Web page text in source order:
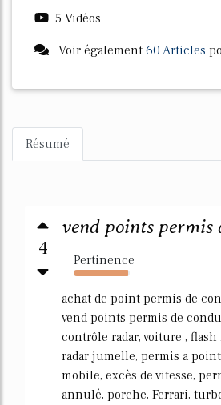
5 Vidéos
Voir également 60 Articles
Résumé
4
vend points permis
Pertinence
97%
achat de point permis de
vend points permis de
contrôle radar, voiture , flash
radar jumelle, permis a
mobile, excès de vitesse,
annulé, porche, Ferrari,